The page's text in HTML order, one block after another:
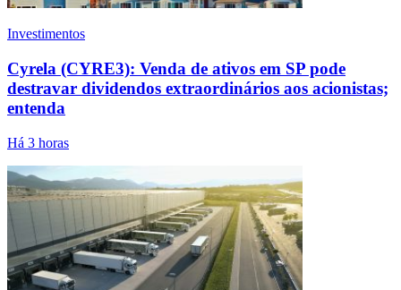
Investimentos
Cyrela (CYRE3): Venda de ativos em SP pode
destravar dividendos extraordinários aos acionistas;
entenda
Há 3 horas